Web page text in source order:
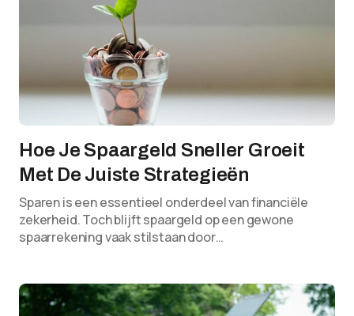
Hoe Je Spaargeld Sneller Groeit
Met De Juiste Strategieën
Sparen is een essentieel onderdeel van financiële
zekerheid. Toch blijft spaargeld op een gewone
spaarrekening vaak stilstaan door…